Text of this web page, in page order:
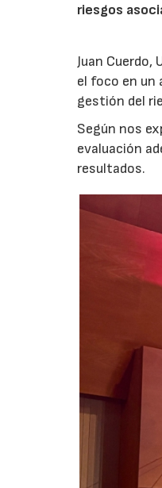
riesgos
Juan
el foco en un
gestión del
Según nos
evaluación
resultados.